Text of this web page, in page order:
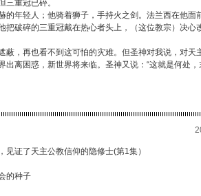
三重冠已碎。
的年轻人；他骑着狮子，手持火之剑。法兰西在他面
把破碎的三重冠戴在热心者头上，（这位教宗）决心
蔽，再也看不到这可怕的灾难。但圣神对我说，对天
出离困惑，新世界将来临。圣神又说：“这就是何处
见证了天主公教信仰的隐修士(第1集）
的种子